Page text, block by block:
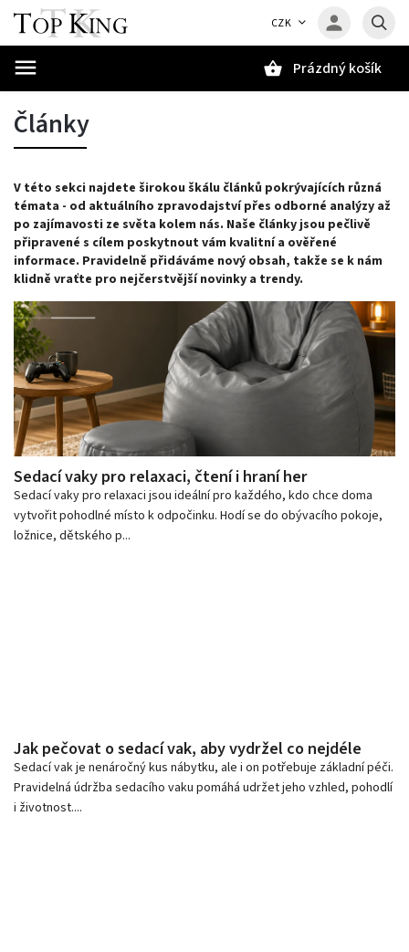
CZK
Prázdný košík
Články
V této sekci najdete širokou škálu článků pokrývajících různá
témata - od aktuálního zpravodajství přes odborné analýzy až
po zajímavosti ze světa kolem nás. Naše články jsou pečlivě
připravené s cílem poskytnout vám kvalitní a ověřené
informace. Pravidelně přidáváme nový obsah, takže se k nám
klidně vraťte pro nejčerstvější novinky a trendy.
Sedací vaky pro relaxaci, čtení i hraní her
Sedací vaky pro relaxaci jsou ideální pro každého, kdo chce doma
vytvořit pohodlné místo k odpočinku. Hodí se do obývacího pokoje,
ložnice, dětského p...
Jak pečovat o sedací vak, aby vydržel co nejdéle
Sedací vak je nenáročný kus nábytku, ale i on potřebuje základní péči.
Pravidelná údržba sedacího vaku pomáhá udržet jeho vzhled, pohodlí
i životnost....